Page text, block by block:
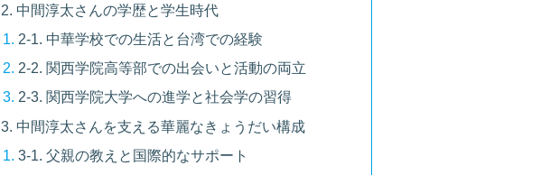
2. 中間淳太さんの学歴と学生時代
2-1. 中華学校での生活と台湾での経験
2-2. 関西学院高等部での出会いと活動の両立
2-3. 関西学院大学への進学と社会学の習得
3. 中間淳太さんを支える華麗なきょうだい構成
3-1. 父親の教えと国際的なサポート